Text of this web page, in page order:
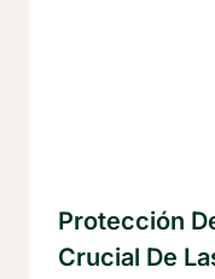
Protección
Crucial De